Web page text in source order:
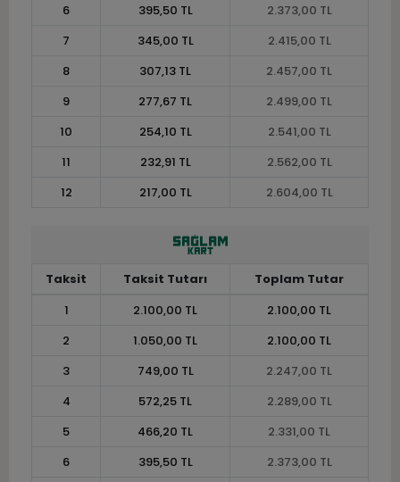
6
395,50 TL
2.373,00 TL
7
345,00 TL
2.415,00 TL
8
307,13 TL
2.457,00 TL
9
277,67 TL
2.499,00 TL
10
254,10 TL
2.541,00 TL
11
232,91 TL
2.562,00 TL
12
217,00 TL 2.604,00 TL
Taksit Taksit Tutarı
Toplam Tutar
1
2.100,00 TL
2.100,00 TL
2
1.050,00 TL
2.100,00 TL
3
749,00 TL
2.247,00 TL
4
572,25 TL
2.289,00 TL
5
466,20 TL
2.331,00 TL
6
395,50 TL
2.373,00 TL